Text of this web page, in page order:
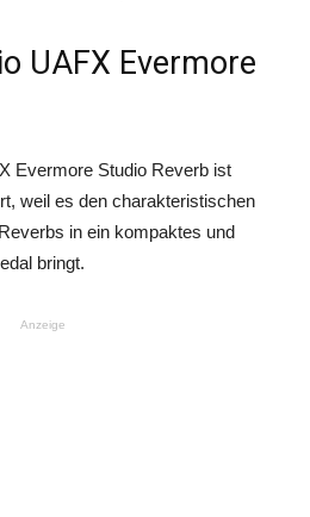
UAFX Evermore
Evermore Studio Reverb ist
weil es den charakteristischen
in ein kompaktes und
bringt.
Anzeige